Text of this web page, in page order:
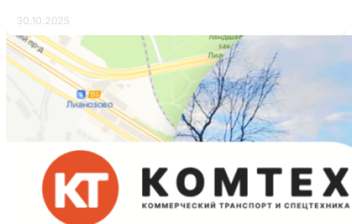
30.10.2025